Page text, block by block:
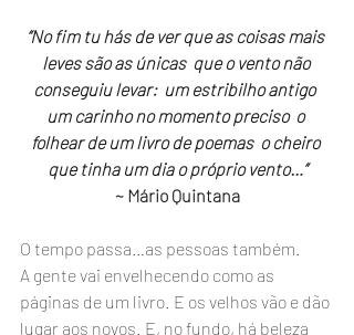
“No fim tu hás de ver que as coisas mais
leves são as únicas  que o vento não
conseguiu levar:  um estribilho antigo
um carinho no momento preciso  o
folhear de um livro de poemas  o cheiro
que tinha um dia o próprio vento…”
~ Mário Quintana
O tempo passa…as pessoas também.
A gente vai envelhecendo como as
páginas de um livro. E os velhos vão e dão
lugar aos novos. E, no fundo, há beleza